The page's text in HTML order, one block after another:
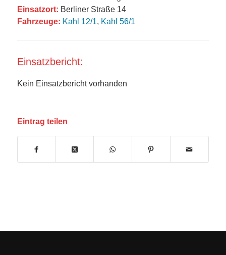
Einsatzort: Berliner Straße 14
Fahrzeuge: Kahl 12/1, Kahl 56/1
Einsatzbericht:
Kein Einsatzbericht vorhanden
Eintrag teilen